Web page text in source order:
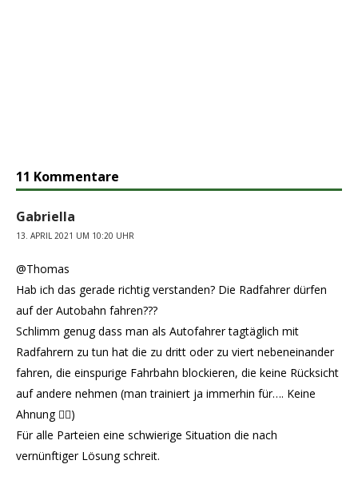
11 Kommentare
Gabriella
13. APRIL 2021 UM 10:20 UHR
@Thomas
Hab ich das gerade richtig verstanden? Die Radfahrer dürfen
auf der Autobahn fahren???
Schlimm genug dass man als Autofahrer tagtäglich mit
Radfahrern zu tun hat die zu dritt oder zu viert nebeneinander
fahren, die einspurige Fahrbahn blockieren, die keine Rücksicht
auf andere nehmen (man trainiert ja immerhin für…. Keine
Ahnung 🤷‍♂️)
Für alle Parteien eine schwierige Situation die nach
vernünftiger Lösung schreit.